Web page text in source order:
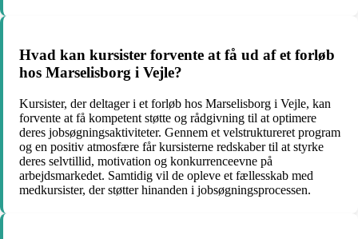
Hvad kan kursister forvente at få ud af et forløb
hos Marselisborg i Vejle?
Kursister, der deltager i et forløb hos Marselisborg i Vejle, kan
forvente at få kompetent støtte og rådgivning til at optimere
deres jobsøgningsaktiviteter. Gennem et velstruktureret program
og en positiv atmosfære får kursisterne redskaber til at styrke
deres selvtillid, motivation og konkurrenceevne på
arbejdsmarkedet. Samtidig vil de opleve et fællesskab med
medkursister, der støtter hinanden i jobsøgningsprocessen.